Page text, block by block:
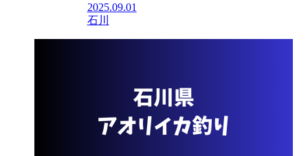
2025.09.01
石川